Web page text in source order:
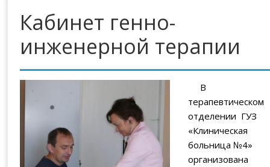
Кабинет генно-
инженерной терапии
В
терапевтическом
отделении ГУЗ
«Клиническая
больница №4»
организована